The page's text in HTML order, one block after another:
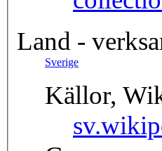
Land -
Sverige
Källor,